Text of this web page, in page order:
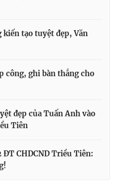
kiến tạo tuyệt đẹp, Văn
công, ghi bàn thắng cho
đẹp của Tuấn Anh vào
Tiên
CHDCND Triều Tiên: